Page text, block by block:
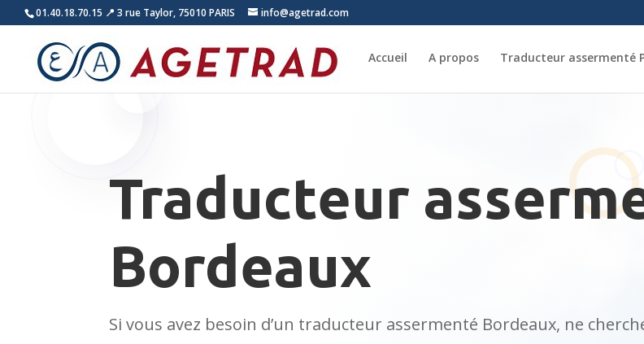
01.40.18.70.15 📍 3 rue Taylor, 75010 PARIS info@agetrad.com
Accueil A propos Traducteur assermenté
Traducteur
Bordeaux
Si vous avez besoin d’un traducteur assermenté Bordeaux, ne